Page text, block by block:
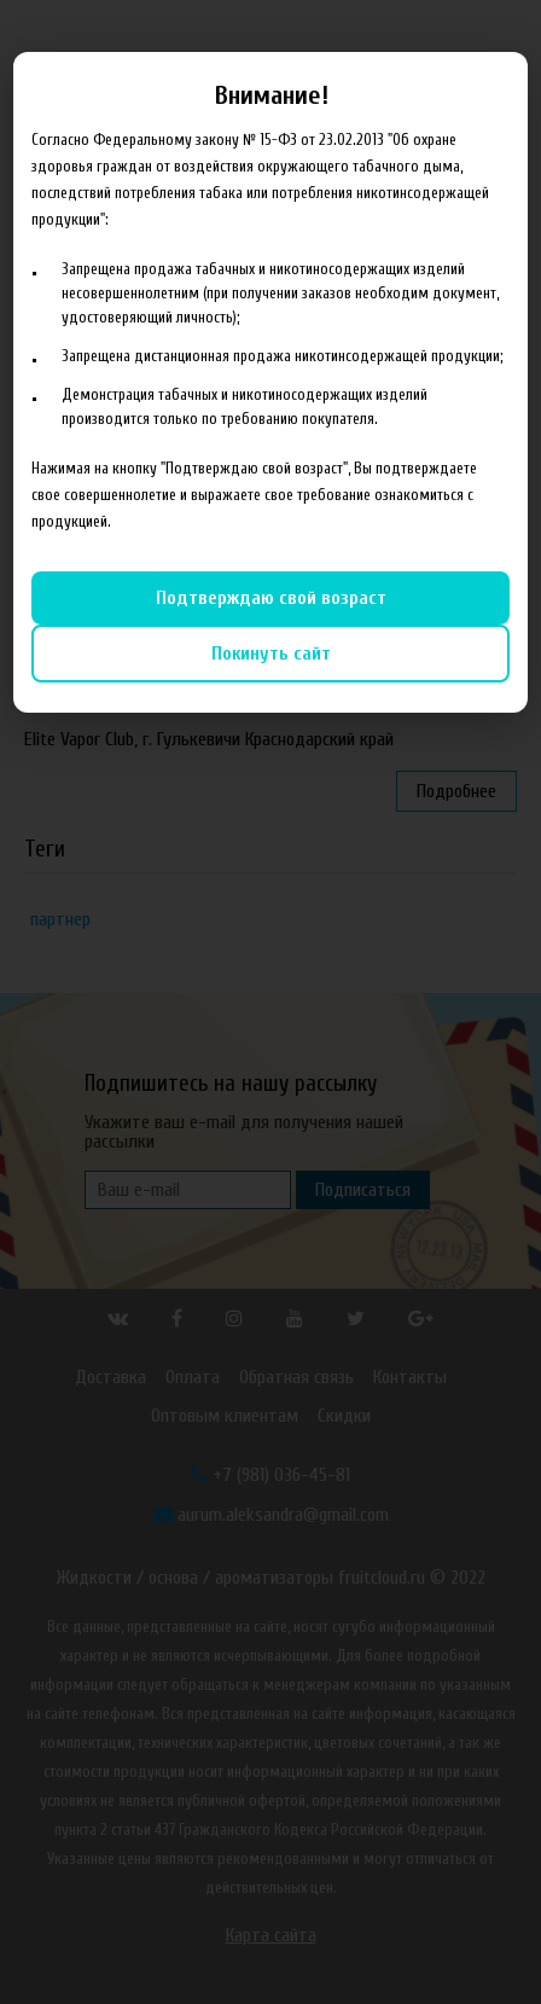
Блог
Новинка HeroesFarm
Ароматизаторы Xian Taima в наличии
Новая линейка жидкостей Time Travel Machine
Поступление ароматизаторов XianTaima
Новинка. Новые наборы в линейке Heroes Farm.
Партнеры
"ZEUS", г. Санкт-Петербург
VapeReserve, г. Ульяновск
Elite Vapor Club, г. Гулькевичи Краснодарский край
Подробнее
Теги
партнер
Подпишитесь на нашу рассылку
Укажите ваш e-mail для получения нашей
рассылки
Подписаться
Доставка Оплата Обратная связь
Контакты
Оптовым клиентам
Скидки
+7 (981) 036-45-81
aurum.aleksandra@gmail.com
Жидкости / основа / ароматизаторы fruitcloud.ru © 2022
Все данные, представленные на сайте, носят сугубо информационный
характер и не являются исчерпывающими. Для более подробной
информации следует обращаться к менеджерам компании по указанным
на сайте телефонам. Вся представленная на сайте информация, касающаяся
комплектации, технических характеристик, цветовых сочетаний, а так же
стоимости продукции носит информационный характер и ни при каких
условиях не является публичной офертой, определяемой положениями
пункта 2 статьи 437 Гражданского Кодекса Российской Федерации.
Указанные цены являются рекомендованными и могут отличаться от
действительных цен.
Карта сайта
Внимание!
Согласно Федеральному закону № 15-ФЗ от 23.02.2013 "Об охране
здоровья граждан от воздействия окружающего табачного дыма,
последствий потребления табака или потребления никотинсодержащей
продукции":
Запрещена продажа табачных и никотиносодержащих изделий
несовершеннолетним (при получении заказов необходим документ,
удостоверяющий личность);
Запрещена дистанционная продажа никотинсодержащей продукции;
Демонстрация табачных и никотиносодержащих изделий
производится только по требованию покупателя.
Нажимая на кнопку "Подтверждаю свой возраст", Вы подтверждаете
свое совершеннолетие и выражаете свое требование ознакомиться с
продукцией.
Подтверждаю свой возраст
Покинуть сайт